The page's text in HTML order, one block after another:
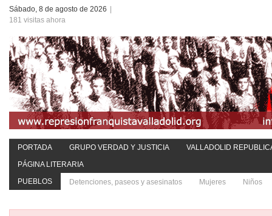
Sábado, 8 de agosto de 2026
181 visitas ahora
PORTADA GRUPO VERDAD Y JUSTICIA
VALLADOLID
PÁGINA LITERARIA
PUEBLOS
Detenciones, paseos y asesinatos Mujeres Niños